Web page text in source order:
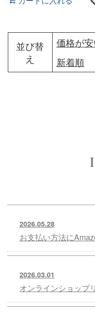
並び替
え
価格が
新着順
2026.05.28
お支払い方法に
2026.03.01
オンラインショップ